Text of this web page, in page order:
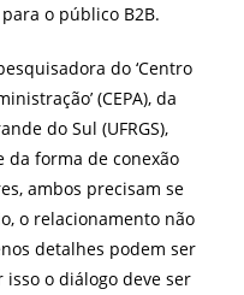
o público B2B.
do ‘Centro
(CEPA), da
do Sul (UFRGS),
da forma de conexão
ambos precisam se
o relacionamento não
detalhes podem ser
o diálogo deve ser